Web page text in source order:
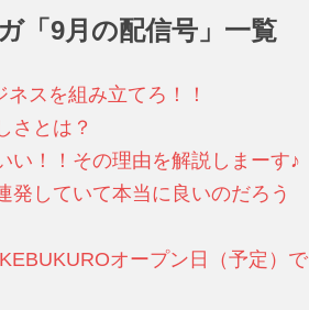
「9月の配信号」一覧
スを組み立てろ！！
さとは？
い！！その理由を解説しまーす♪
発していて本当に良いのだろう
オープン日（予定）で